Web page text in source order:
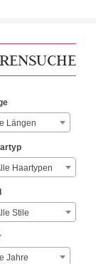
Längen
Haartypen
Stile
Jahre